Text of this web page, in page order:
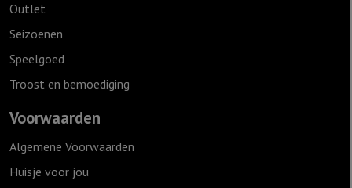
Outlet
Seizoenen
Speelgoed
Troost en bemoediging
Voorwaarden
Algemene Voorwaarden
Huisje voor jou